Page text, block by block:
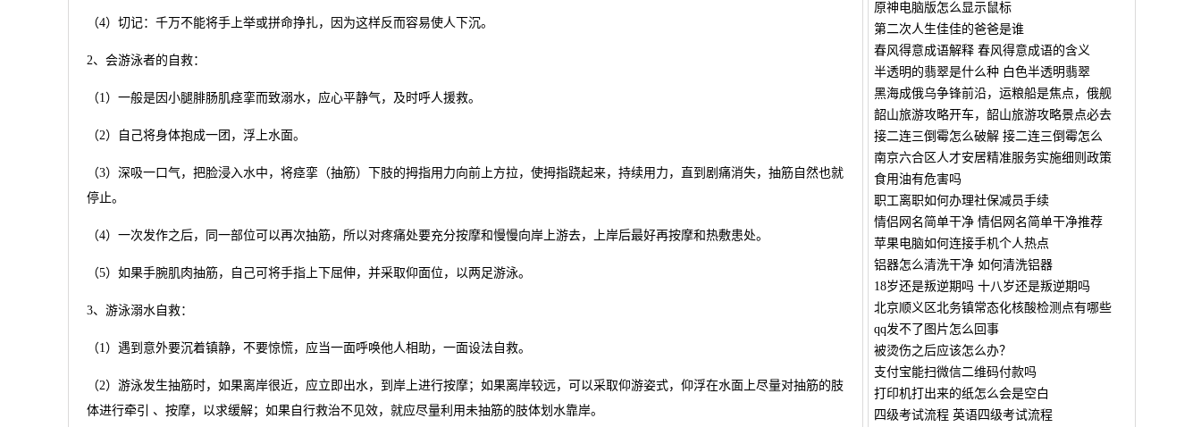
（4）切记：千万不能将手上举或拼命挣扎，因为这样反而容易使人下沉。
2、会游泳者的自救：
（1）一般是因小腿腓肠肌痉挛而致溺水，应心平静气，及时呼人援救。
（2）自己将身体抱成一团，浮上水面。
（3）深吸一口气，把脸浸入水中，将痉挛（抽筋）下肢的拇指用力向前上方拉，使拇指跷起来，持续用力，直到剧痛消失，抽筋自然也就
停止。
（4）一次发作之后，同一部位可以再次抽筋，所以对疼痛处要充分按摩和慢慢向岸上游去，上岸后最好再按摩和热敷患处。
（5）如果手腕肌肉抽筋，自己可将手指上下屈伸，并采取仰面位，以两足游泳。
3、游泳溺水自救：
（1）遇到意外要沉着镇静，不要惊慌，应当一面呼唤他人相助，一面设法自救。
（2）游泳发生抽筋时，如果离岸很近，应立即出水，到岸上进行按摩；如果离岸较远，可以采取仰游姿式，仰浮在水面上尽量对抽筋的肢
体进行牵引 、按摩，以求缓解；如果自行救治不见效，就应尽量利用未抽筋的肢体划水靠岸。
原神电脑版怎么显示鼠标
第二次人生佳佳的爸爸是谁
春风得意成语解释 春风得意成语的含义
半透明的翡翠是什么种 白色半透明翡翠
黑海成俄乌争锋前沿，运粮船是焦点，俄舰
韶山旅游攻略开车，韶山旅游攻略景点必去
接二连三倒霉怎么破解 接二连三倒霉怎么
南京六合区人才安居精准服务实施细则政策
食用油有危害吗
职工离职如何办理社保减员手续
情侣网名简单干净 情侣网名简单干净推荐
苹果电脑如何连接手机个人热点
铝器怎么清洗干净 如何清洗铝器
18岁还是叛逆期吗 十八岁还是叛逆期吗
北京顺义区北务镇常态化核酸检测点有哪些
qq发不了图片怎么回事
被烫伤之后应该怎么办？
支付宝能扫微信二维码付款吗
打印机打出来的纸怎么会是空白
四级考试流程 英语四级考试流程